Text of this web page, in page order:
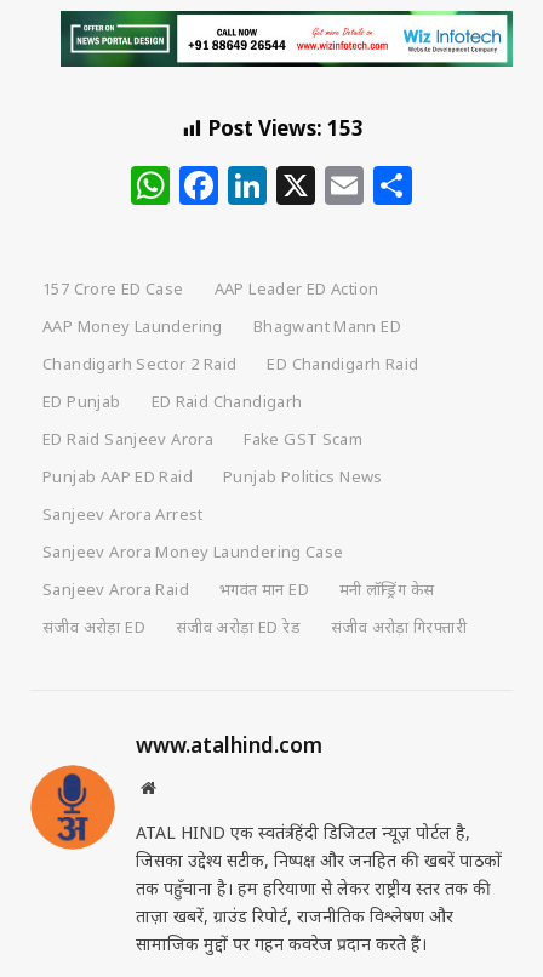
Post Views: 153
WhatsApp
Facebook
LinkedIn
X Email
157 Crore ED Case
AAP Leader ED Action
AAP Money Laundering
Bhagwant Mann ED
Chandigarh Sector 2 Raid
ED Chandigarh Raid
ED Punjab
ED Raid Chandigarh
ED Raid Sanjeev Arora
Fake GST Scam
Punjab AAP ED Raid
Punjab Politics News
Sanjeev Arora Arrest
Sanjeev Arora Money Laundering Case
Sanjeev Arora Raid
भगवंत मान ED
मनी लॉन्ड्रिंग केस
संजीव अरोड़ा ED
संजीव अरोड़ा ED रेड संजीव अरोड़ा गिरफ्तारी
www.atalhind.com
Website
ATAL HIND एक स्वतंत्र हिंदी डिजिटल न्यूज़ पोर्टल है,
जिसका उद्देश्य सटीक, निष्पक्ष और जनहित की खबरें पाठकों
तक पहुँचाना है। हम हरियाणा से लेकर राष्ट्रीय स्तर तक की
ताज़ा खबरें, ग्राउंड रिपोर्ट, राजनीतिक विश्लेषण और
सामाजिक मुद्दों पर गहन कवरेज प्रदान करते हैं।